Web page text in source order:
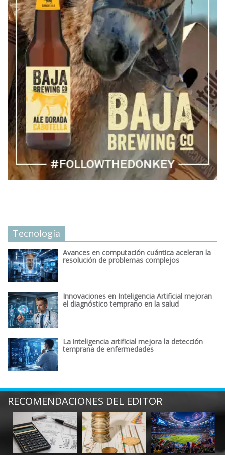
Tecnología
Avances en computación cuántica aceleran la
resolución de problemas complejos
Innovaciones en Inteligencia Artificial mejoran
el diagnóstico temprano en la salud
La inteligencia artificial mejora la detección
temprana de enfermedades
RECOMENDACIONES DEL EDITOR